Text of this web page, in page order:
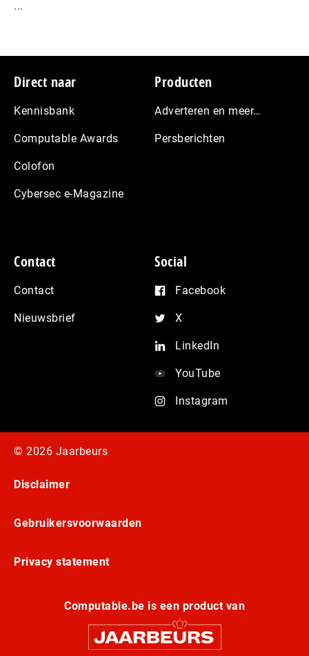
...
Footer
Direct naar
Kennisbank
Computable Awards
Colofon
Cybersec e-Magazine
Producten
Adverteren en meer…
Persberichten
Contact
Contact
Nieuwsbrief
Social
Facebook
X
LinkedIn
YouTube
Instagram
© 2026 Jaarbeurs
Disclaimer
Gebruikersvoorwaarden
Privacy statement
Computable.be is een product van